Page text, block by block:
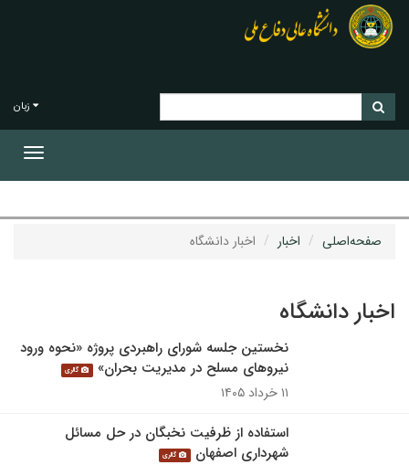
زبان
صفحه‌اصلی اخبار اخبار دانشگاه
اخبار دانشگاه
نخستین جلسه شورای راهبردی پروژه «نحوه ورود
نیروهای مسلح در مدیریت بحران»
گالری
۱۱ خرداد ۱۴۰۵
استفاده از ظرفیت نخبگان در حل مسائل
شهرداری اصفهان
گالری